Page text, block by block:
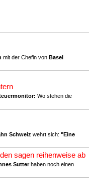
mit der Chefin von Basel
Wo stehen die
Schweiz wehrt sich: "Eine
sagen reihenweise ab
Sutterhaben noch einen